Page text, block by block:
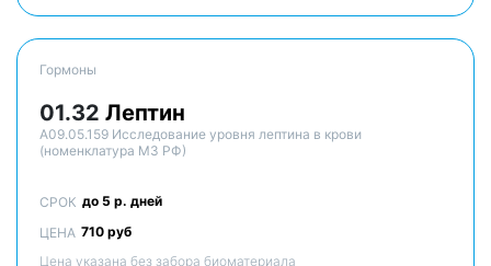
Гормоны
01.32 Лептин
A09.05.159 Исследование уровня лептина в крови
(номенклатура МЗ РФ)
СРОК до 5 р. дней
ЦЕНА 710 руб
Цена указана без забора биоматериала